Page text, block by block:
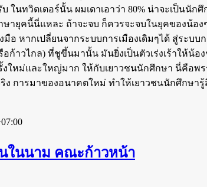
นทวิตเตอร์นั้น ผมเดาเอาว่า 80% น่าจะเป็นนัก
คนี้นี่แหละ ถ้าจะจบ ก็ควรจะจบในยุคของน้องๆ
หากเปลี่ยนจากระบบการเมืองเดิมๆได้ สู่ระบบ
าวไกล) ที่ชูขึ้นมานั้น มันยิ่งเป็นตัวเร่งเร้าให้น้อ
ใหม่และใหญ่มาก ให้กับเยาวชนนักศึกษา นี่คือ
ารมาของอนาคตใหม่ ทำให้เยาวชนนักศึกษารู้
ในนาม คณะก้าวหน้า